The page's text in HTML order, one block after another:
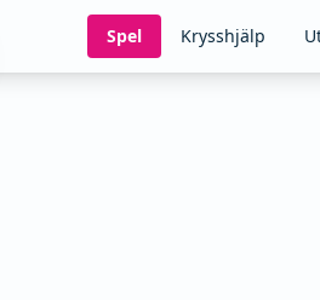
Spel Krysshjälp